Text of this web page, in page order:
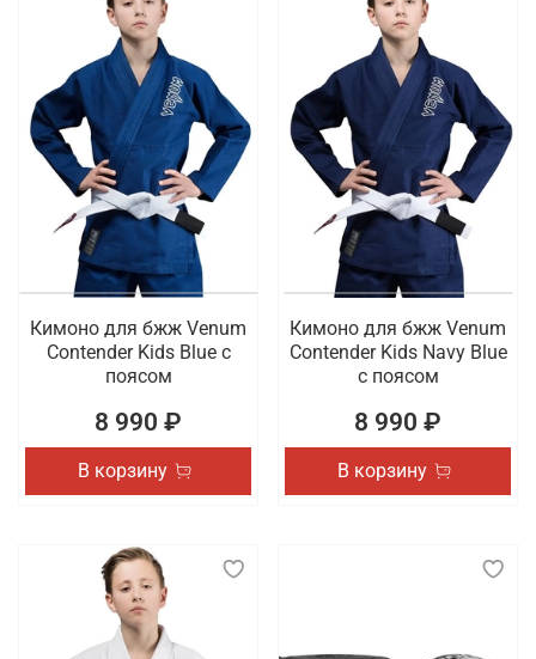
Кимоно для бжж Venum
Contender Kids Blue с
поясом
8 990 ₽
В корзину
Кимоно для бжж Venum
Contender Kids Navy Blue
с поясом
8 990 ₽
В корзину